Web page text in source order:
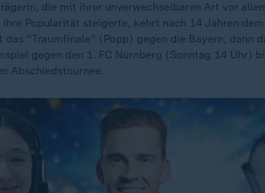
die mit ihrer unverwechselbaren Art vor
Popularität steigerte, kehrt nach 14 Jahren
das "Traumfinale" (Popp) gegen die Bayern, dann
gegen den 1. FC Nürnberg (Sonntag 14 Uhr)
Abschiedstournee.